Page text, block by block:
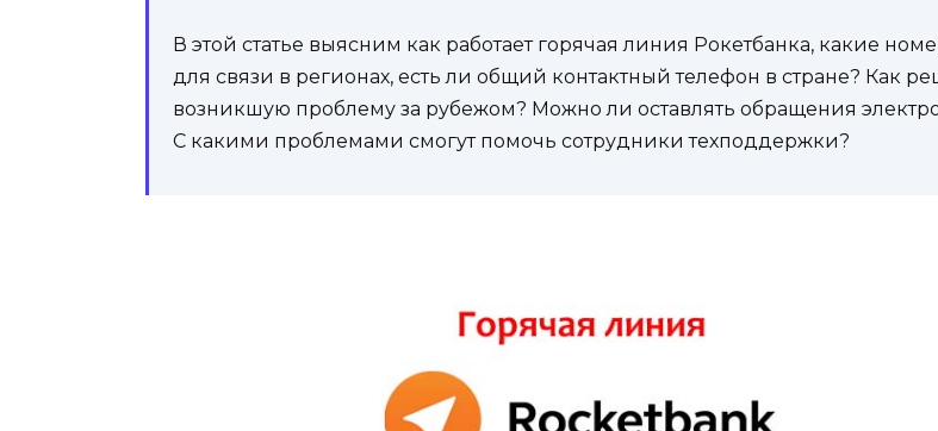
В этой статье выясним как работает горячая линия Рокетбанка, какие
для связи в регионах, есть ли общий контактный телефон в стране? Как
возникшую проблему за рубежом? Можно ли оставлять обращения
С какими проблемами смогут помочь сотрудники техподдержки?